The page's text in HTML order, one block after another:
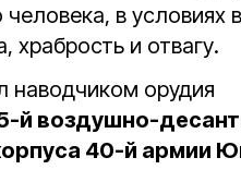
в условиях
храбрость и отвагу.
наводчиком орудия
й воздушно-
40-й армии